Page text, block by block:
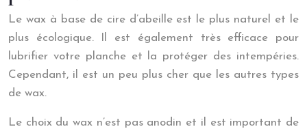
Le wax à base de cire d’abeille est le plus naturel et le
plus écologique. Il est également très efficace pour
lubrifier votre planche et la protéger des intempéries.
Cependant, il est un peu plus cher que les autres types
de wax.
Le choix du wax n’est pas anodin et il est important de